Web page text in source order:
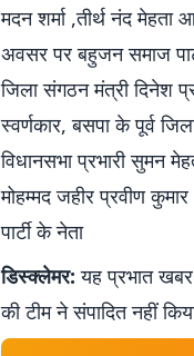
मदन शर्मा ,तीर्थ नंद मेहता
अवसर पर बहुजन समाज
जिला संगठन मंत्री दिनेश
स्वर्णकार, बसपा के पूर्व
विधानसभा प्रभारी सुमन
मोहम्मद जहीर प्रवीण
पार्टी के नेता
डिस्क्लेमर: यह प्रभात
की टीम ने संपादित नहीं